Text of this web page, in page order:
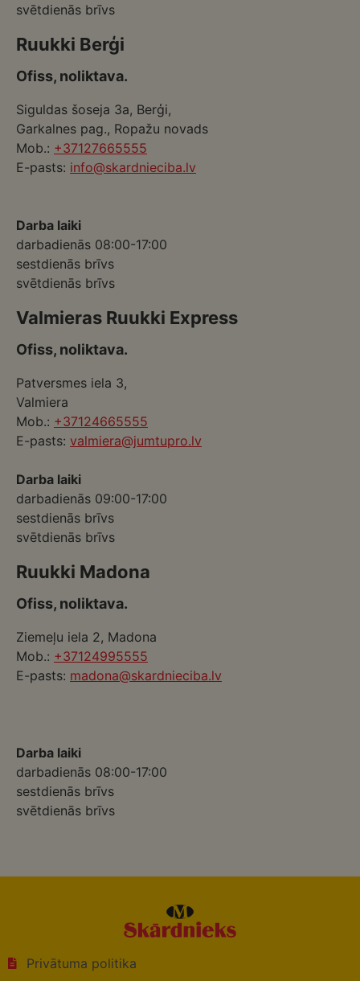
svētdienās brīvs
Ruukki Berģi
Ofiss, noliktava.
Siguldas šoseja 3a, Berģi,
Garkalnes pag., Ropažu novads
Mob.: +37127665555
E-pasts: info@skardnieciba.lv
Darba laiki
darbadienās 08:00-17:00
sestdienās brīvs
svētdienās brīvs
Valmieras Ruukki Express
Ofiss, noliktava.
Patversmes iela 3,
Valmiera
Mob.: +37124665555
E-pasts: valmiera@jumtupro.lv
Darba laiki
darbadienās 09:00-17:00
sestdienās brīvs
svētdienās brīvs
Ruukki Madona
Ofiss, noliktava.
Ziemeļu iela 2, Madona
Mob.: +37124995555
E-pasts: madona@skardnieciba.lv
Darba laiki
darbadienās 08:00-17:00
sestdienās brīvs
svētdienās brīvs
Privātuma politika